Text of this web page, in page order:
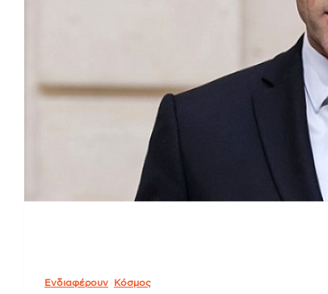
Ενδιαφέρουν Κόσμος